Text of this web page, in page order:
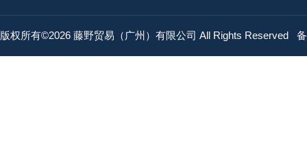
版权所有©2026 藤野贸易（广州）有限公司 All Rights Reserved